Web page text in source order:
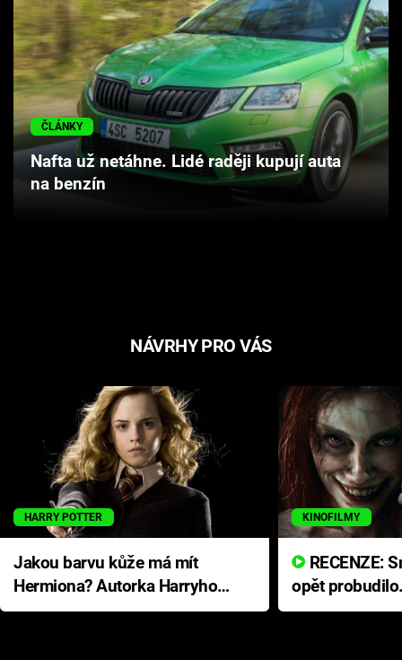
Seriály
Hry
Cool Esport
Pořady
ČLÁNKY
Nafta už netáhne. Lidé raději kupují auta
na benzín
NÁVRHY PRO VÁS
HARRY POTTER
Jakou barvu kůže má mít
Hermiona? Autorka Harryho
Pottera přišla s ráznou
KINOFILMY
opět
přichází s